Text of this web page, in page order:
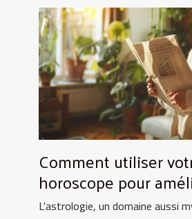
Comment utiliser
horoscope pour
quotidien
L'astrologie, un domaine aussi